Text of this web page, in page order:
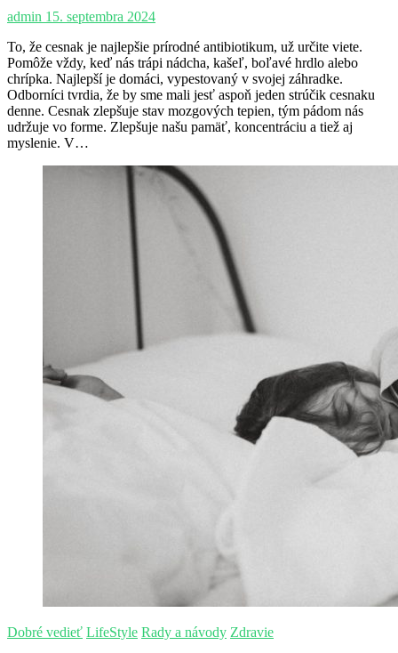
admin 15. septembra 2024
To, že cesnak je najlepšie prírodné antibiotikum, už určite viete.
Pomôže vždy, keď nás trápi nádcha, kašeľ, boľavé hrdlo alebo
chrípka. Najlepší je domáci, vypestovaný v svojej záhradke.
Odborníci tvrdia, že by sme mali jesť aspoň jeden strúčik cesnaku
denne. Cesnak zlepšuje stav mozgových tepien, tým pádom nás
udržuje vo forme. Zlepšuje našu pamäť, koncentráciu a tiež aj
myslenie. V…
Dobré vedieť LifeStyle Rady a návody Zdravie